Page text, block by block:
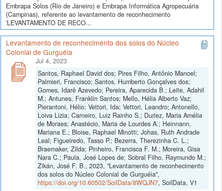
Embrapa Solos (Rio de Janeiro) e Embrapa Informática Agropecuária
(Campinas), referente ao levantamento de reconhecimento
'LEVANTAMENTO DE RECO...
Levantamento de reconhecimento dos solos do Núcleo
Colonial de Gurguéia
Jul 4, 2023
Santos, Raphael David dos; Pires Filho, Antônio Manoel;
Palmieri, Francisco; Santos, Humberto Gonçalves dos;
Gomes, Idarê Azevedo; Pereira, Aparecida B.; Leite, Adahil
M.; Antunes, Franklin Santos; Mello, Hélia Alberto Vaz;
Pierantoni, Hélio; Vettori, Ida; Vettori, Leandro; Antonello,
Loiva Lizia; Carneiro, Luiz Rainho S.; Duriez, Maria Amélia
de Moraes; Anastécio, Maria de Lourdes A.; Heinnann,
Mariana E.; Bloise, Raphael Minotti; Johas, Ruth Andrade
Leal; Figueiredo, Tasso P.; Bezerra, Therezinha C. L.;
Braemaker, Zilda; Pinheiro, Francisca F. M.; Moreira, Gisa
Nara C.; Paula, José Lopes de; Sobral Filho, Raymundo M.;
Zikán, José F. B., 2023, "Levantamento de reconhecimento
dos solos do Núcleo Colonial de Gurguéia",
https://doi.org/10.60502/SoilData/8WQJN7, SoilData, V1